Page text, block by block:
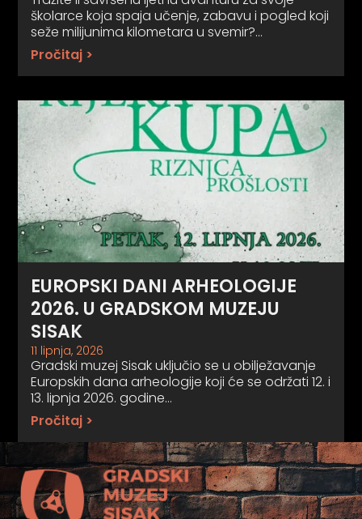
školarce koja spaja učenje, zabavu i pogled koji
seže milijunima kilometara u svemir?…
Pročitaj >
EUROPSKI DANI ARHEOLOGIJE
2026. U GRADSKOM MUZEJU
SISAK
11 lipnja, 2026
Gradski muzej Sisak uključio se u obilježavanje
Europskih dana arheologije koji će se održati 12. i
13. lipnja 2026. godine…
Pročitaj >